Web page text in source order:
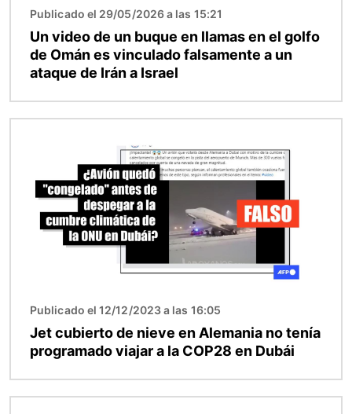
Publicado el 29/05/2026 a las 15:21
Un video de un buque en llamas en el golfo
de Omán es vinculado falsamente a un
ataque de Irán a Israel
Publicado el 12/12/2023 a las 16:05
Jet cubierto de nieve en Alemania no tenía
programado viajar a la COP28 en Dubái